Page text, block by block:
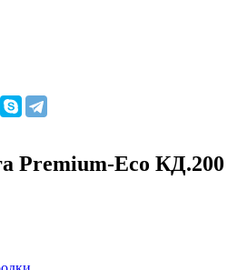
Premium-Eco КД.200